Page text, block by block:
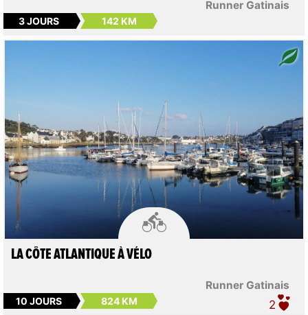
Runner Gatinais
3 JOURS 142 KM

Runner Gatinais
LA CÔTE ATLANTIQUE À VÉLO
10 JOURS 824 KM 2